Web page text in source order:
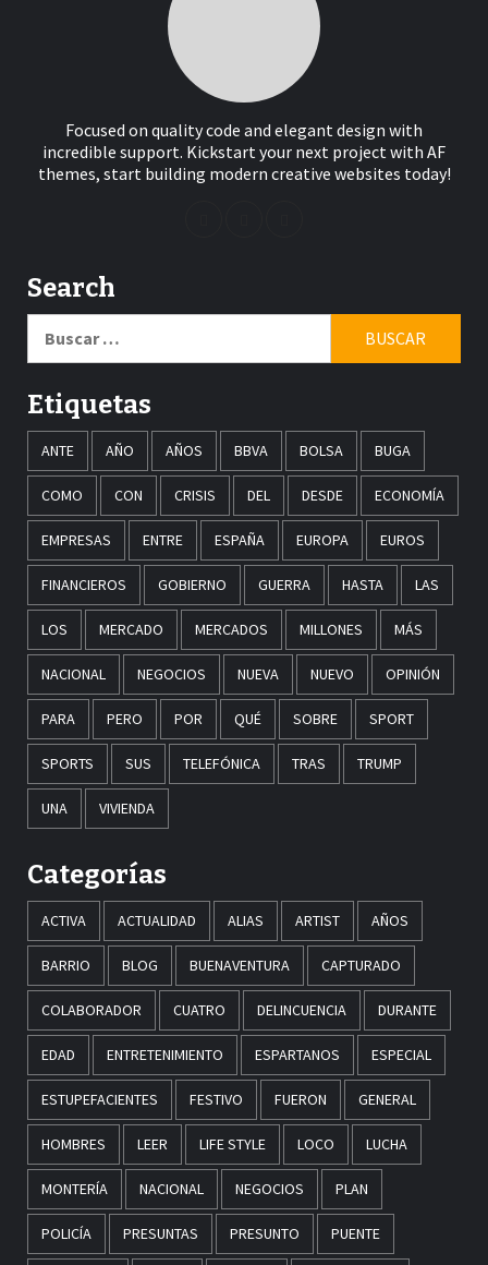
Focused on quality code and elegant design with
incredible support. Kickstart your next project with AF
themes, start building modern creative websites today!
Search
Etiquetas
ANTE AÑO AÑOS BBVA BOLSA BUGA
COMO CON CRISIS DEL DESDE ECONOMÍA
EMPRESAS ENTRE ESPAÑA EUROPA EUROS
FINANCIEROS GOBIERNO GUERRA HASTA LAS
LOS MERCADO MERCADOS MILLONES MÁS
NACIONAL NEGOCIOS NUEVA NUEVO OPINIÓN
PARA PERO POR QUÉ SOBRE SPORT
SPORTS SUS TELEFÓNICA TRAS TRUMP
UNA VIVIENDA
Categorías
ACTIVA ACTUALIDAD ALIAS ARTIST AÑOS
BARRIO BLOG BUENAVENTURA CAPTURADO
COLABORADOR CUATRO DELINCUENCIA DURANTE
EDAD ENTRETENIMIENTO ESPARTANOS ESPECIAL
ESTUPEFACIENTES FESTIVO FUERON GENERAL
HOMBRES LEER LIFE STYLE LOCO LUCHA
MONTERÍA NACIONAL NEGOCIOS PLAN
POLICÍA PRESUNTAS PRESUNTO PUENTE